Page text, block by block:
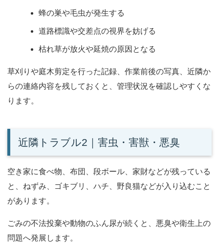
蜂の巣や毛虫が発生する
道路標識や交差点の視界を妨げる
枯れ草が放火や延焼の原因となる
草刈りや庭木剪定を行った記録、作業前後の写真、近隣か
らの連絡内容を残しておくと、管理状況を確認しやすくな
ります。
近隣トラブル2｜害虫・害獣・悪臭
空き家に食べ物、布団、段ボール、家財などが残っている
と、ねずみ、ゴキブリ、ハチ、野良猫などが入り込むこと
があります。
ごみの不法投棄や動物のふん尿が続くと、悪臭や衛生上の
問題へ発展します。